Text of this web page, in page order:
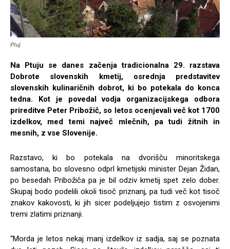
Ptuj
Na Ptuju se danes začenja tradicionalna 29. razstava
Dobrote slovenskih kmetij, osrednja predstavitev
slovenskih kulinaričnih dobrot, ki bo potekala do konca
tedna. Kot je povedal vodja organizacijskega odbora
prireditve Peter Pribožič, so letos ocenjevali več kot 1700
izdelkov, med temi največ mlečnih, pa tudi žitnih in
mesnih, z vse Slovenije.
Razstavo, ki bo potekala na dvorišču minoritskega
samostana, bo slovesno odprl kmetijski minister Dejan Židan,
po besedah Pribožiča pa je bil odziv kmetij spet zelo dober.
Skupaj bodo podelili okoli tisoč priznanj, pa tudi več kot tisoč
znakov kakovosti, ki jih sicer podeljujejo tistim z osvojenimi
tremi zlatimi priznanji.
“Morda je letos nekaj manj izdelkov iz sadja, saj se poznata